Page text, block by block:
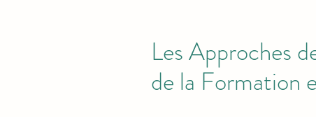
Les Approches
de la Formation